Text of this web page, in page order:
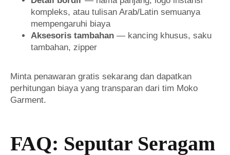
kompleks, atau tulisan Arab/Latin semuanya
mempengaruhi biaya
Aksesoris tambahan — kancing khusus, saku
tambahan, zipper
Minta penawaran gratis sekarang dan dapatkan
perhitungan biaya yang transparan dari tim Moko
Garment.
FAQ: Seputar Seragam